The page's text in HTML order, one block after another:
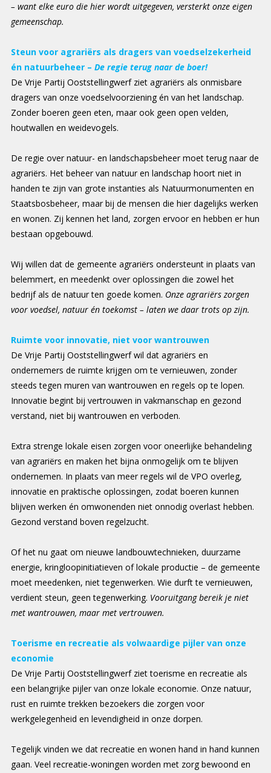
– want elke euro die hier wordt uitgegeven, versterkt onze eigen
gemeenschap.
Steun voor agrariërs als dragers van voedselzekerheid
én natuurbeheer – De regie terug naar de boer!
De Vrije Partij Ooststellingwerf ziet agrariërs als onmisbare
dragers van onze voedselvoorziening én van het landschap.
Zonder boeren geen eten, maar ook geen open velden,
houtwallen en weidevogels.
De regie over natuur- en landschapsbeheer moet terug naar de
agrariërs. Het beheer van natuur en landschap hoort niet in
handen te zijn van grote instanties als Natuurmonumenten en
Staatsbosbeheer, maar bij de mensen die hier dagelijks werken
en wonen. Zij kennen het land, zorgen ervoor en hebben er hun
bestaan opgebouwd.
Wij willen dat de gemeente agrariërs ondersteunt in plaats van
belemmert, en meedenkt over oplossingen die zowel het
bedrijf als de natuur ten goede komen. Onze agrariërs zorgen
voor voedsel, natuur én toekomst – laten we daar trots op zijn.
Ruimte voor innovatie, niet voor wantrouwen
De Vrije Partij Ooststellingwerf wil dat agrariërs en
ondernemers de ruimte krijgen om te vernieuwen, zonder
steeds tegen muren van wantrouwen en regels op te lopen.
Innovatie begint bij vertrouwen in vakmanschap en gezond
verstand, niet bij wantrouwen en verboden.
Extra strenge lokale eisen zorgen voor oneerlijke behandeling
van agrariërs en maken het bijna onmogelijk om te blijven
ondernemen. In plaats van meer regels wil de VPO overleg,
innovatie en praktische oplossingen, zodat boeren kunnen
blijven werken én omwonenden niet onnodig overlast hebben.
Gezond verstand boven regelzucht.
Of het nu gaat om nieuwe landbouwtechnieken, duurzame
energie, kringloopinitiatieven of lokale productie – de gemeente
moet meedenken, niet tegenwerken. Wie durft te vernieuwen,
verdient steun, geen tegenwerking. Vooruitgang bereik je niet
met wantrouwen, maar met vertrouwen.
Toerisme en recreatie als volwaardige pijler van onze
economie
De Vrije Partij Ooststellingwerf ziet toerisme en recreatie als
een belangrijke pijler van onze lokale economie. Onze natuur,
rust en ruimte trekken bezoekers die zorgen voor
werkgelegenheid en levendigheid in onze dorpen.
Tegelijk vinden we dat recreatie en wonen hand in hand kunnen
gaan. Veel recreatie-woningen worden met zorg bewoond en